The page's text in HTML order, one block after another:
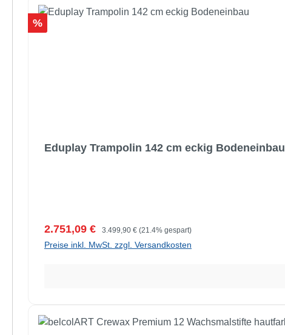
Rabatt
%
Eduplay Trampolin 142 cm eckig Bodeneinbau
Verkaufspreis:
2.751,09 € Regulärer Preis:
3.499,90 € (21.4% gespart)
Preise inkl. MwSt. zzgl. Versandkosten